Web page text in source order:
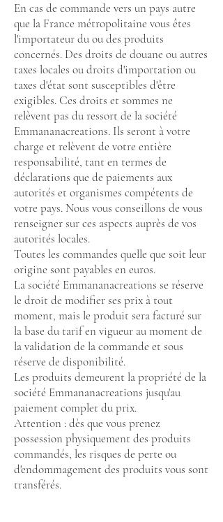
En cas de commande vers un pays autre
que la France métropolitaine vous êtes
l'importateur du ou des produits
concernés. Des droits de douane ou autres
taxes locales ou droits d'importation ou
taxes d'état sont susceptibles d'être
exigibles. Ces droits et sommes ne
relèvent pas du ressort de la société
Emmananacreations. Ils seront à votre
charge et relèvent de votre entière
responsabilité, tant en termes de
déclarations que de paiements aux
autorités et organismes compétents de
votre pays. Nous vous conseillons de vous
renseigner sur ces aspects auprès de vos
autorités locales.
Toutes les commandes quelle que soit leur
origine sont payables en euros.
La société Emmananacreations se réserve
le droit de modifier ses prix à tout
moment, mais le produit sera facturé sur
la base du tarif en vigueur au moment de
la validation de la commande et sous
réserve de disponibilité.
Les produits demeurent la propriété de la
société Emmananacreations jusqu'au
paiement complet du prix.
Attention : dès que vous prenez
possession physiquement des produits
commandés, les risques de perte ou
d'endommagement des produits vous sont
transférés.